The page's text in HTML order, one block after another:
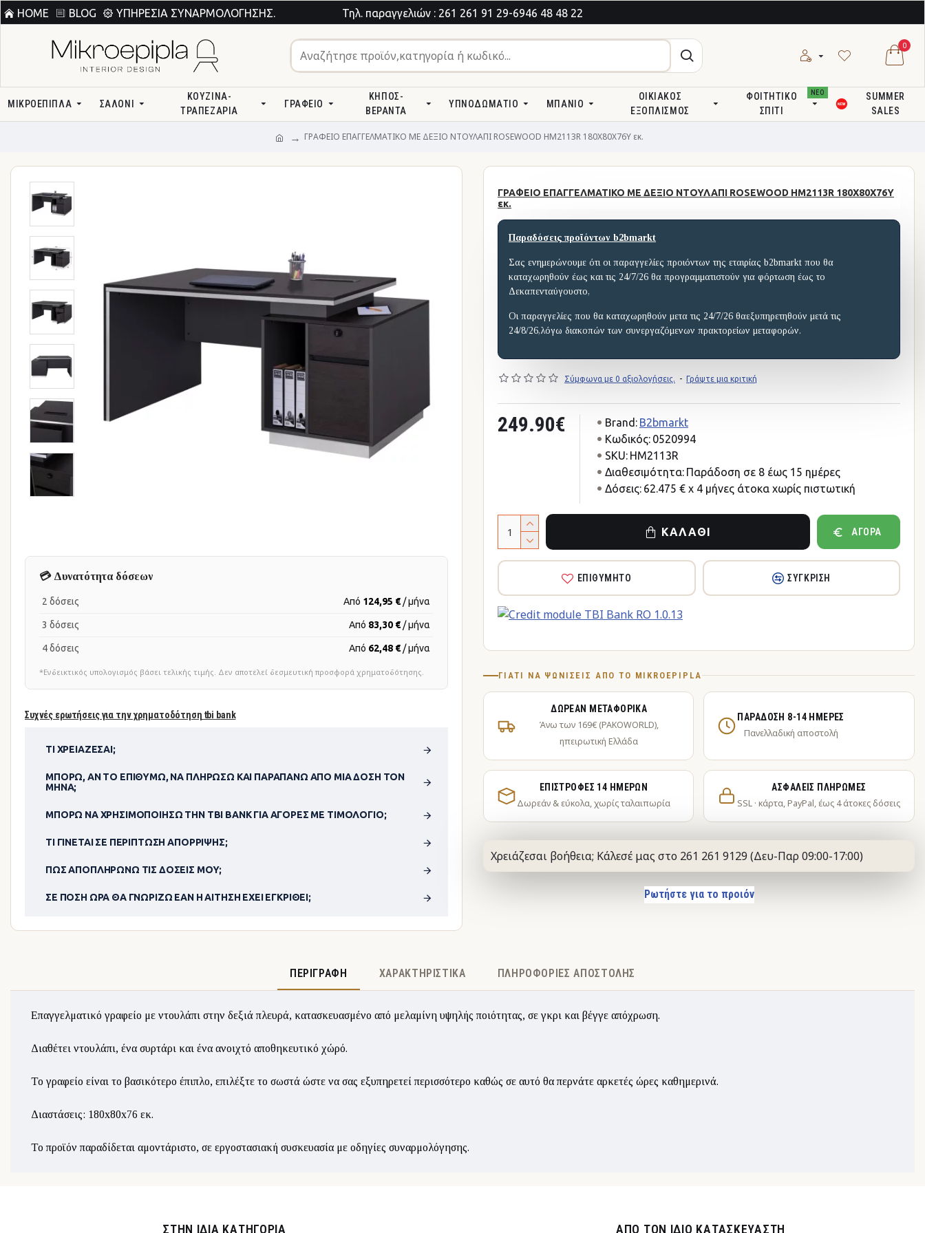
HOME BLOG ΥΠΗΡΕΣΊΑ ΣΥΝΑΡΜΟΛΌΓΗΣΗΣ. Τηλ. παραγγελιών : 261 261 91 29-6946 48 48 22
0
ΜΙΚΡΟΕΠΙΠΛΑ ΣΑΛΌΝΙ
ΚΟΥΖΊΝΑ-
ΤΡΑΠΕΖΑΡΊΑ
ΓΡΑΦΕΊΟ
ΚΉΠΟΣ-
ΒΕΡΆΝΤΑ
ΥΠΝΟΔΩΜΆΤΙΟ ΜΠΆΝΙΟ
ΟΙΚΙΑΚΌΣ
ΕΞΟΠΛΙΣΜΌΣ
ΦΟΙΤΗΤΙΚΌ
ΣΠΊΤΙ
ΝΕΟ
SUMMER
SALES
ΓΡΑΦΕΙΟ ΕΠΑΓΓΕΛΜΑΤΙΚΟ ΜΕ ΔΕΞΙΟ ΝΤΟΥΛΑΠΙ ROSEWOOD HM2113R 180X80X76Υ εκ.
Συχνές ερωτήσεις για την χρηματοδότηση tbi bank
ΤΙ ΧΡΕΙΆΖΕΣΑΙ;
ΜΠΟΡΏ, ΑΝ ΤΟ ΕΠΙΘΥΜΏ, ΝΑ ΠΛΗΡΏΣΩ ΚΑΙ ΠΑΡΑΠΆΝΩ ΑΠΌ ΜΊΑ ΔΌΣΗ ΤΟΝ
ΜΉΝΑ;
ΜΠΟΡΏ ΝΑ ΧΡΗΣΙΜΟΠΟΊΗΣΩ ΤΗΝ TBI BANK ΓΙΑ ΑΓΟΡΈΣ ΜΕ ΤΙΜΟΛΌΓΙΟ;
ΤΙ ΓΊΝΕΤΑΙ ΣΕ ΠΕΡΊΠΤΩΣΗ ΑΠΌΡΡΙΨΗΣ;
ΠΏΣ ΑΠΟΠΛΗΡΏΝΩ ΤΙΣ ΔΌΣΕΙΣ ΜΟΥ;
ΣΕ ΠΌΣΗ ΏΡΑ ΘΑ ΓΝΩΡΊΖΩ ΕΆΝ Η ΑΊΤΗΣΗ ΈΧΕΙ ΕΓΚΡΙΘΕΊ;
💳 Δυνατότητα δόσεων
2 δόσεις Από 124,95 € / μήνα
3 δόσεις Από 83,30 € / μήνα
4 δόσεις Από 62,48 € / μήνα
*Ενδεικτικός υπολογισμός βάσει τελικής τιμής. Δεν αποτελεί δεσμευτική προσφορά χρηματοδότησης.
ΓΡΑΦΕΙΟ ΕΠΑΓΓΕΛΜΑΤΙΚΟ ΜΕ ΔΕΞΙΟ ΝΤΟΥΛΑΠΙ ROSEWOOD HM2113R 180X80X76Υ
εκ.
Παραδόσεις προϊόντων b2bmarkt
Σας ενημερώνουμε ότι οι παραγγελίες προιόντων της εταιρίας b2bmarkt που θα
καταχωρηθούν έως και τις 24/7/26 θα προγραμματιστούν για φόρτωση έως το
Δεκαπενταύγουστο,
Οι παραγγελίες που θα καταχωρηθούν μετα τις 24/7/26 θαεξυπηρετηθούν μετά τις
24/8/26,λόγω διακοπών των συνεργαζόμενων πρακτορείων μεταφορών.
Σύμφωνα με 0 αξιολογήσεις. - Γράψτε μια κριτική
249.90€ Brand: B2bmarkt
Κωδικός: 0520994
SKU: HM2113R
Διαθεσιμότητα: Παράδοση σε 8 έως 15 ημέρες
Δόσεις: 62.475 € x 4 μήνες άτοκα χωρίς πιστωτική
ΚΑΛΆΘΙ ΑΓΟΡΆ
ΕΠΙΘΥΜΗΤΌ ΣΎΓΚΡΙΣΗ
ΓΙΑΤΊ ΝΑ ΨΩΝΊΣΕΙΣ ΑΠΌ ΤΟ MIKROEPIPLA
ΔΩΡΕΆΝ ΜΕΤΑΦΟΡΙΚΆ
Άνω των 169€ (PAKOWORLD),
ηπειρωτική Ελλάδα
ΠΑΡΆΔΟΣΗ 8-14 ΗΜΈΡΕΣ
Πανελλαδική αποστολή
ΕΠΙΣΤΡΟΦΈΣ 14 ΗΜΕΡΏΝ
Δωρεάν & εύκολα, χωρίς ταλαιπωρία
ΑΣΦΑΛΕΊΣ ΠΛΗΡΩΜΈΣ
SSL · κάρτα, PayPal, έως 4 άτοκες δόσεις
Χρειάζεσαι βοήθεια; Κάλεσέ μας στο 261 261 9129 (Δευ-Παρ 09:00-17:00)
Ρωτήστε για το προιόν
ΠΕΡΙΓΡΑΦΉ ΧΑΡΑΚΤΗΡΙΣΤΙΚΆ ΠΛΗΡΟΦΟΡΊΕΣ ΑΠΟΣΤΟΛΉΣ
Επαγγελματικό γραφείο με ντουλάπι στην δεξιά πλευρά, κατασκευασμένο από μελαμίνη υψηλής ποιότητας, σε γκρι και βέγγε απόχρωση.
Διαθέτει ντουλάπι, ένα συρτάρι και ένα ανοιχτό αποθηκευτικό χώρό.
Το γραφείο είναι το βασικότερο έπιπλο, επιλέξτε το σωστά ώστε να σας εξυπηρετεί περισσότερο καθώς σε αυτό θα περνάτε αρκετές ώρες καθημερινά.
Διαστάσεις: 180x80x76 εκ.
Το προϊόν παραδίδεται αμοντάριστο, σε εργοστασιακή συσκευασία με οδηγίες συναρμολόγησης.
ΣΤΉΝ ΊΔΙΑ ΚΑΤΗΓΟΡΊΑ ΑΠΌ ΤΟΝ ΊΔΙΟ ΚΑΤΑΣΚΕΥΑΣΤΉ